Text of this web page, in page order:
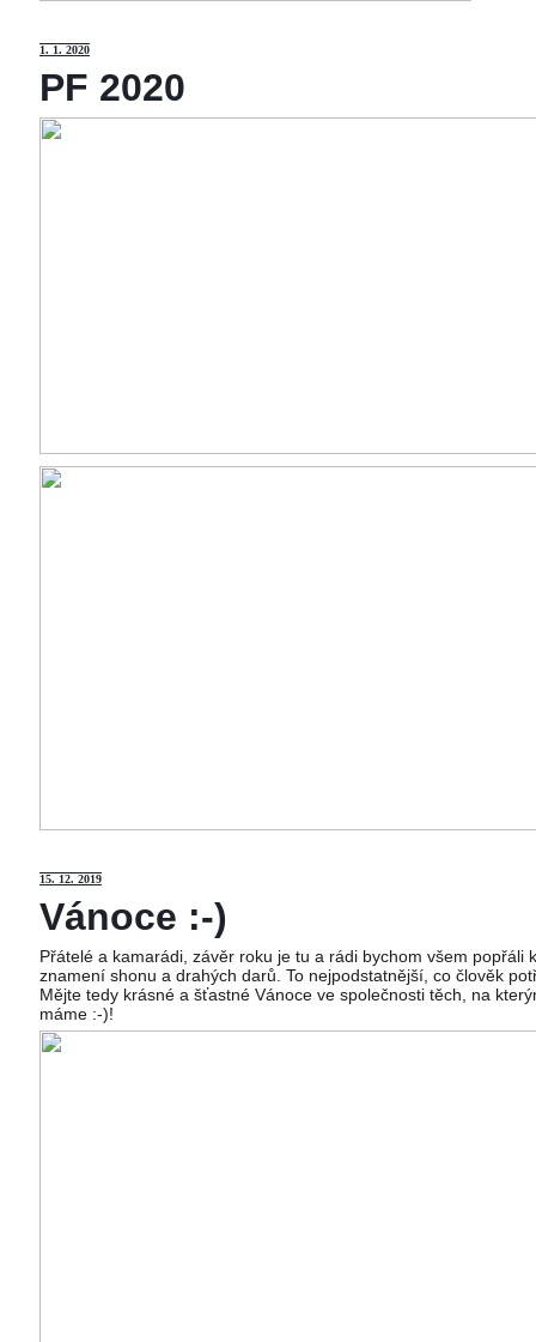
1. 1. 2020
PF 2020
15. 12. 2019
Vánoce :-)
Přátelé a kamarádi, závěr roku je tu a rádi bychom všem
znamení shonu a drahých darů. To nejpodstatnější, co člověk
Mějte tedy krásné a šťastné Vánoce ve společnosti těch, na
máme :-)!